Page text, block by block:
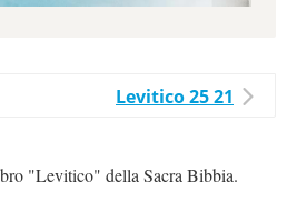
Levitico 25 21
"Levitico" della Sacra Bibbia.